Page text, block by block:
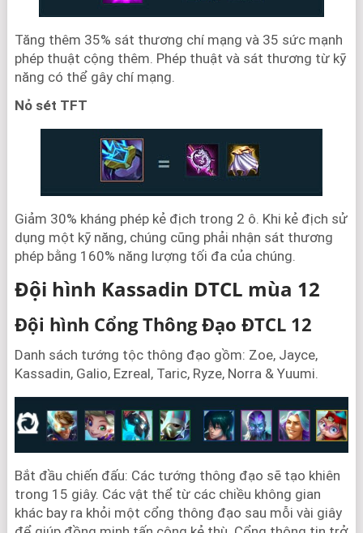
Tăng thêm 35% sát thương chí mạng và 35 sức mạnh
phép thuật cộng thêm. Phép thuật và sát thương từ kỹ
năng có thể gây chí mạng.
Nỏ sét TFT
Giảm 30% kháng phép kẻ địch trong 2 ô. Khi kẻ địch sử
dụng một kỹ năng, chúng cũng phải nhận sát thương
phép bằng 160% năng lượng tối đa của chúng.
Đội hình Kassadin DTCL mùa 12
Đội hình Cổng Thông Đạo ĐTCL 12
Danh sách tướng tộc thông đạo gồm: Zoe, Jayce,
Kassadin, Galio, Ezreal, Taric, Ryze, Norra & Yuumi.
Bắt đầu chiến đấu: Các tướng thông đạo sẽ tạo khiên
trong 15 giây. Các vật thể từ các chiều không gian
khác bay ra khỏi một cổng thông đạo sau mỗi vài giây